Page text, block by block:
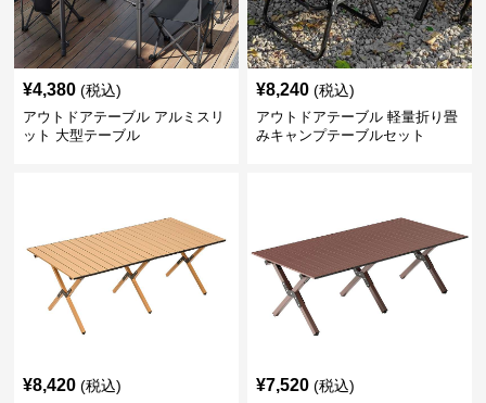
¥4,380 (税込)
アウトドアテーブル アルミスリ
ット 大型テーブル
¥8,240 (税込)
アウトドアテーブル 軽量折り畳
みキャンプテーブルセット
¥8,420 (税込) ¥7,520 (税込)